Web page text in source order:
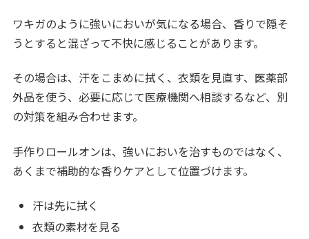
ワキガのように強いにおいが気になる場合、香りで隠そ
うとすると混ざって不快に感じることがあります。
その場合は、汗をこまめに拭く、衣類を見直す、医薬部
外品を使う、必要に応じて医療機関へ相談するなど、別
の対策を組み合わせます。
手作りロールオンは、強いにおいを治すものではなく、
あくまで補助的な香りケアとして位置づけます。
汗は先に拭く
衣類の素材を見る